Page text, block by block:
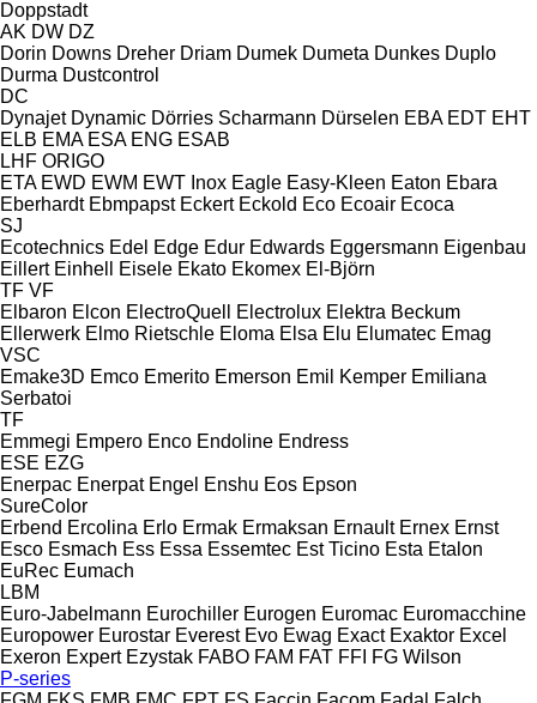
Doppstadt
AK DW DZ
Dorin Downs Dreher Driam Dumek Dumeta Dunkes Duplo
Durma Dustcontrol
DC
Dynajet Dynamic Dörries Scharmann Dürselen EBA EDT EHT
ELB EMA ESA ENG ESAB
LHF ORIGO
ETA EWD EWM EWT Inox Eagle Easy-Kleen Eaton Ebara
Eberhardt Ebmpapst Eckert Eckold Eco Ecoair Ecoca
SJ
Ecotechnics Edel Edge Edur Edwards Eggersmann Eigenbau
Eillert Einhell Eisele Ekato Ekomex El-Björn
TF VF
Elbaron Elcon ElectroQuell Electrolux Elektra Beckum
Ellerwerk Elmo Rietschle Eloma Elsa Elu Elumatec Emag
VSC
Emake3D Emco Emerito Emerson Emil Kemper Emiliana
Serbatoi
TF
Emmegi Empero Enco Endoline Endress
ESE EZG
Enerpac Enerpat Engel Enshu Eos Epson
SureColor
Erbend Ercolina Erlo Ermak Ermaksan Ernault Ernex Ernst
Esco Esmach Ess Essa Essemtec Est Ticino Esta Etalon
EuRec Eumach
LBM
Euro-Jabelmann Eurochiller Eurogen Euromac Euromacchine
Europower Eurostar Everest Evo Ewag Exact Exaktor Excel
Exeron Expert Ezystak FABO FAM FAT FFI FG Wilson
P-series